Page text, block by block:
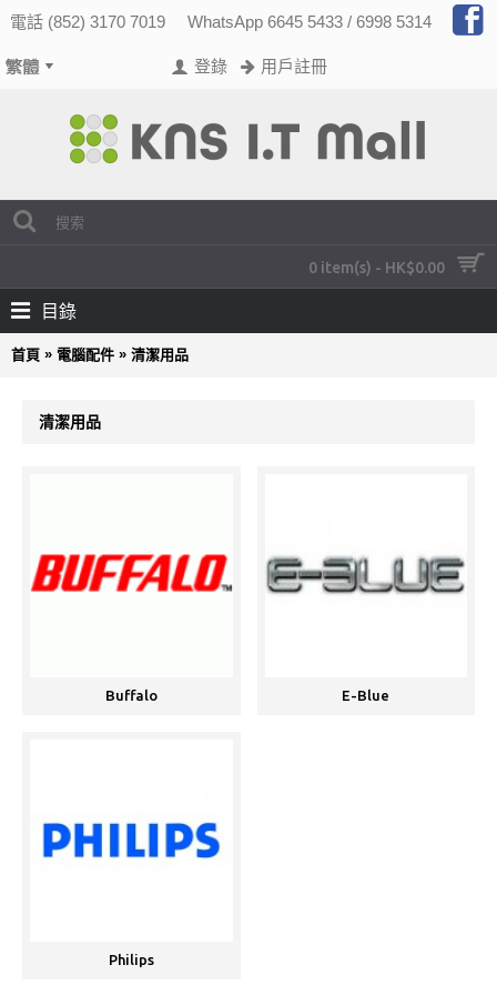
電話 (852) 3170 7019 WhatsApp 6645 5433 / 6998 5314
登錄 用戶註冊
0 item(s) - HK$0.00
目錄
首頁 » 電腦配件 » 清潔用品
清潔用品
Buffalo E-Blue
Philips